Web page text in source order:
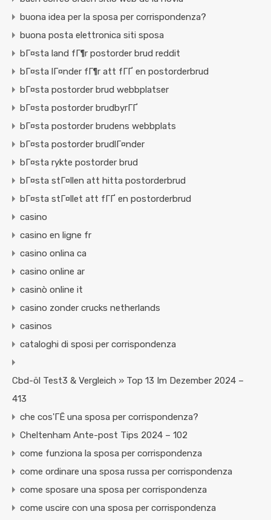
buona idea per la sposa per corrispondenza?
buona posta elettronica siti sposa
bГ¤sta land fГ¶r postorder brud reddit
bГ¤sta lГ¤nder fГ¶r att fГҐ en postorderbrud
bГ¤sta postorder brud webbplatser
bГ¤sta postorder brudbyrГҐ
bГ¤sta postorder brudens webbplats
bГ¤sta postorder brudlГ¤nder
bГ¤sta rykte postorder brud
bГ¤sta stГ¤llen att hitta postorderbrud
bГ¤sta stГ¤llet att fГҐ en postorderbrud
casino
casino en ligne fr
casino onlina ca
casino online ar
casinò online it
casino zonder crucks netherlands
casinos
cataloghi di sposi per corrispondenza
Cbd-öl Test3 & Vergleich » Top 13 Im Dezember 2024 –
413
che cos'ГЁ una sposa per corrispondenza?
Cheltenham Ante-post Tips 2024 – 102
come funziona la sposa per corrispondenza
come ordinare una sposa russa per corrispondenza
come sposare una sposa per corrispondenza
come uscire con una sposa per corrispondenza